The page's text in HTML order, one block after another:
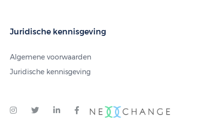
Juridische kennisgeving
Algemene voorwaarden
Juridische kennisgeving